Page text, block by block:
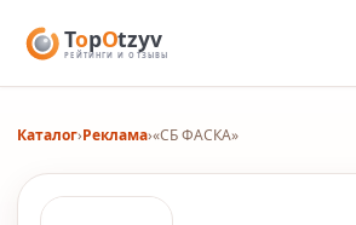
Каталог›Реклама›«СБ ФАСКА»